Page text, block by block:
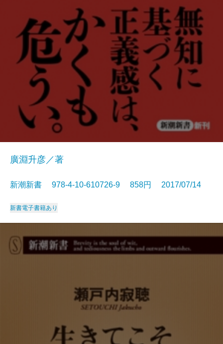
廣淵升彦／著
新潮新書 978-4-10-610726-9 858円 2017/07/14
新書電子書籍あり